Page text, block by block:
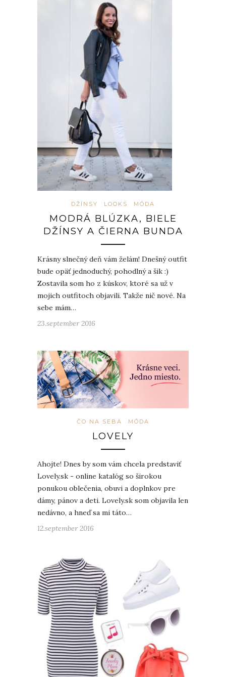
DŽÍNSY LOOKS MÓDA
MODRÁ BLÚZKA, BIELE
DŽÍNSY A ČIERNA BUNDA
Krásny slnečný deň vám želám! Dnešný outfit
bude opäť jednoduchý, pohodlný a šik :)
Zostavila som ho z kúskov, ktoré sa už v
mojich outfitoch objavili. Takže nič nové. Na
sebe mám…
23.september 2016
ČO NA SEBA MÓDA
LOVELY
Ahojte! Dnes by som vám chcela predstaviť
Lovely.sk - online katalóg so širokou
ponukou oblečenia, obuvi a doplnkov pre
dámy, pánov a deti. Lovely.sk som objavila len
nedávno, a hneď sa mi táto…
12.september 2016